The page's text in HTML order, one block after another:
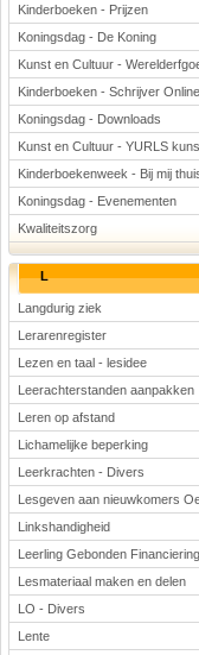
Kinderboeken - Prijzen
Koningsdag - De Koning
Kunst en Cultuur -
Kinderboeken - Schrijver Online
Koningsdag - Downloads
Kunst en Cultuur - YURLS
Kinderboekenweek - Bij mij
Koningsdag - Evenementen
Kwaliteitszorg
L
Langdurig ziek
Lerarenregister
Lezen en taal - lesidee
Leerachterstanden aanpakken
Leren op afstand
Lichamelijke beperking
Leerkrachten - Divers
Lesgeven aan nieuwkomers
Linkshandigheid
Leerling Gebonden Financiering
Lesmateriaal maken en delen
LO - Divers
Lente